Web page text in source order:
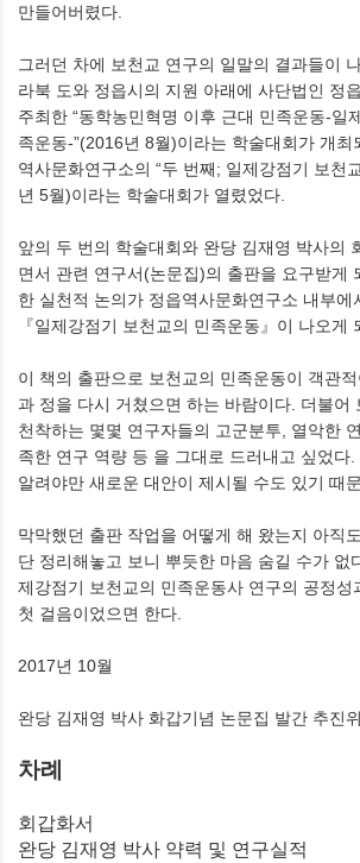
만들어버렸다.
그러던 차에 보천교 연구의 일말의 결과들이
라북 도와 정읍시의 지원 아래에 사단법인 정
주최한 “동학농민혁명 이후 근대 민족운동-일
족운동-”(2016년 8월)이라는 학술대회가 개최
역사문화연구소의 “두 번째; 일제강점기 보천
년 5월)이라는 학술대회가 열렸었다.
앞의 두 번의 학술대회와 완당 김재영 박사의
면서 관련 연구서(논문집)의 출판을 요구받게
한 실천적 논의가 정읍역사문화연구소 내부에
『일제강점기 보천교의 민족운동』이 나오게
이 책의 출판으로 보천교의 민족운동이 객관
과 정을 다시 거쳤으면 하는 바람이다. 더불어
천착하는 몇몇 연구자들의 고군분투, 열악한
족한 연구 역량 등 을 그대로 드러내고 싶었다
알려야만 새로운 대안이 제시될 수도 있기 때
막막했던 출판 작업을 어떻게 해 왔는지 아직
단 정리해놓고 보니 뿌듯한 마음 숨길 수가 없
제강점기 보천교의 민족운동사 연구의 공정성
첫 걸음이었으면 한다.
2017년 10월
완당 김재영 박사 화갑기념 논문집 발간 추진
차례
회갑화서
완당 김재영 박사 약력 및 연구실적